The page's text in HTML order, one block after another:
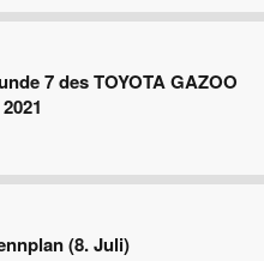
7 des TOYOTA GAZOO
(8. Juli)